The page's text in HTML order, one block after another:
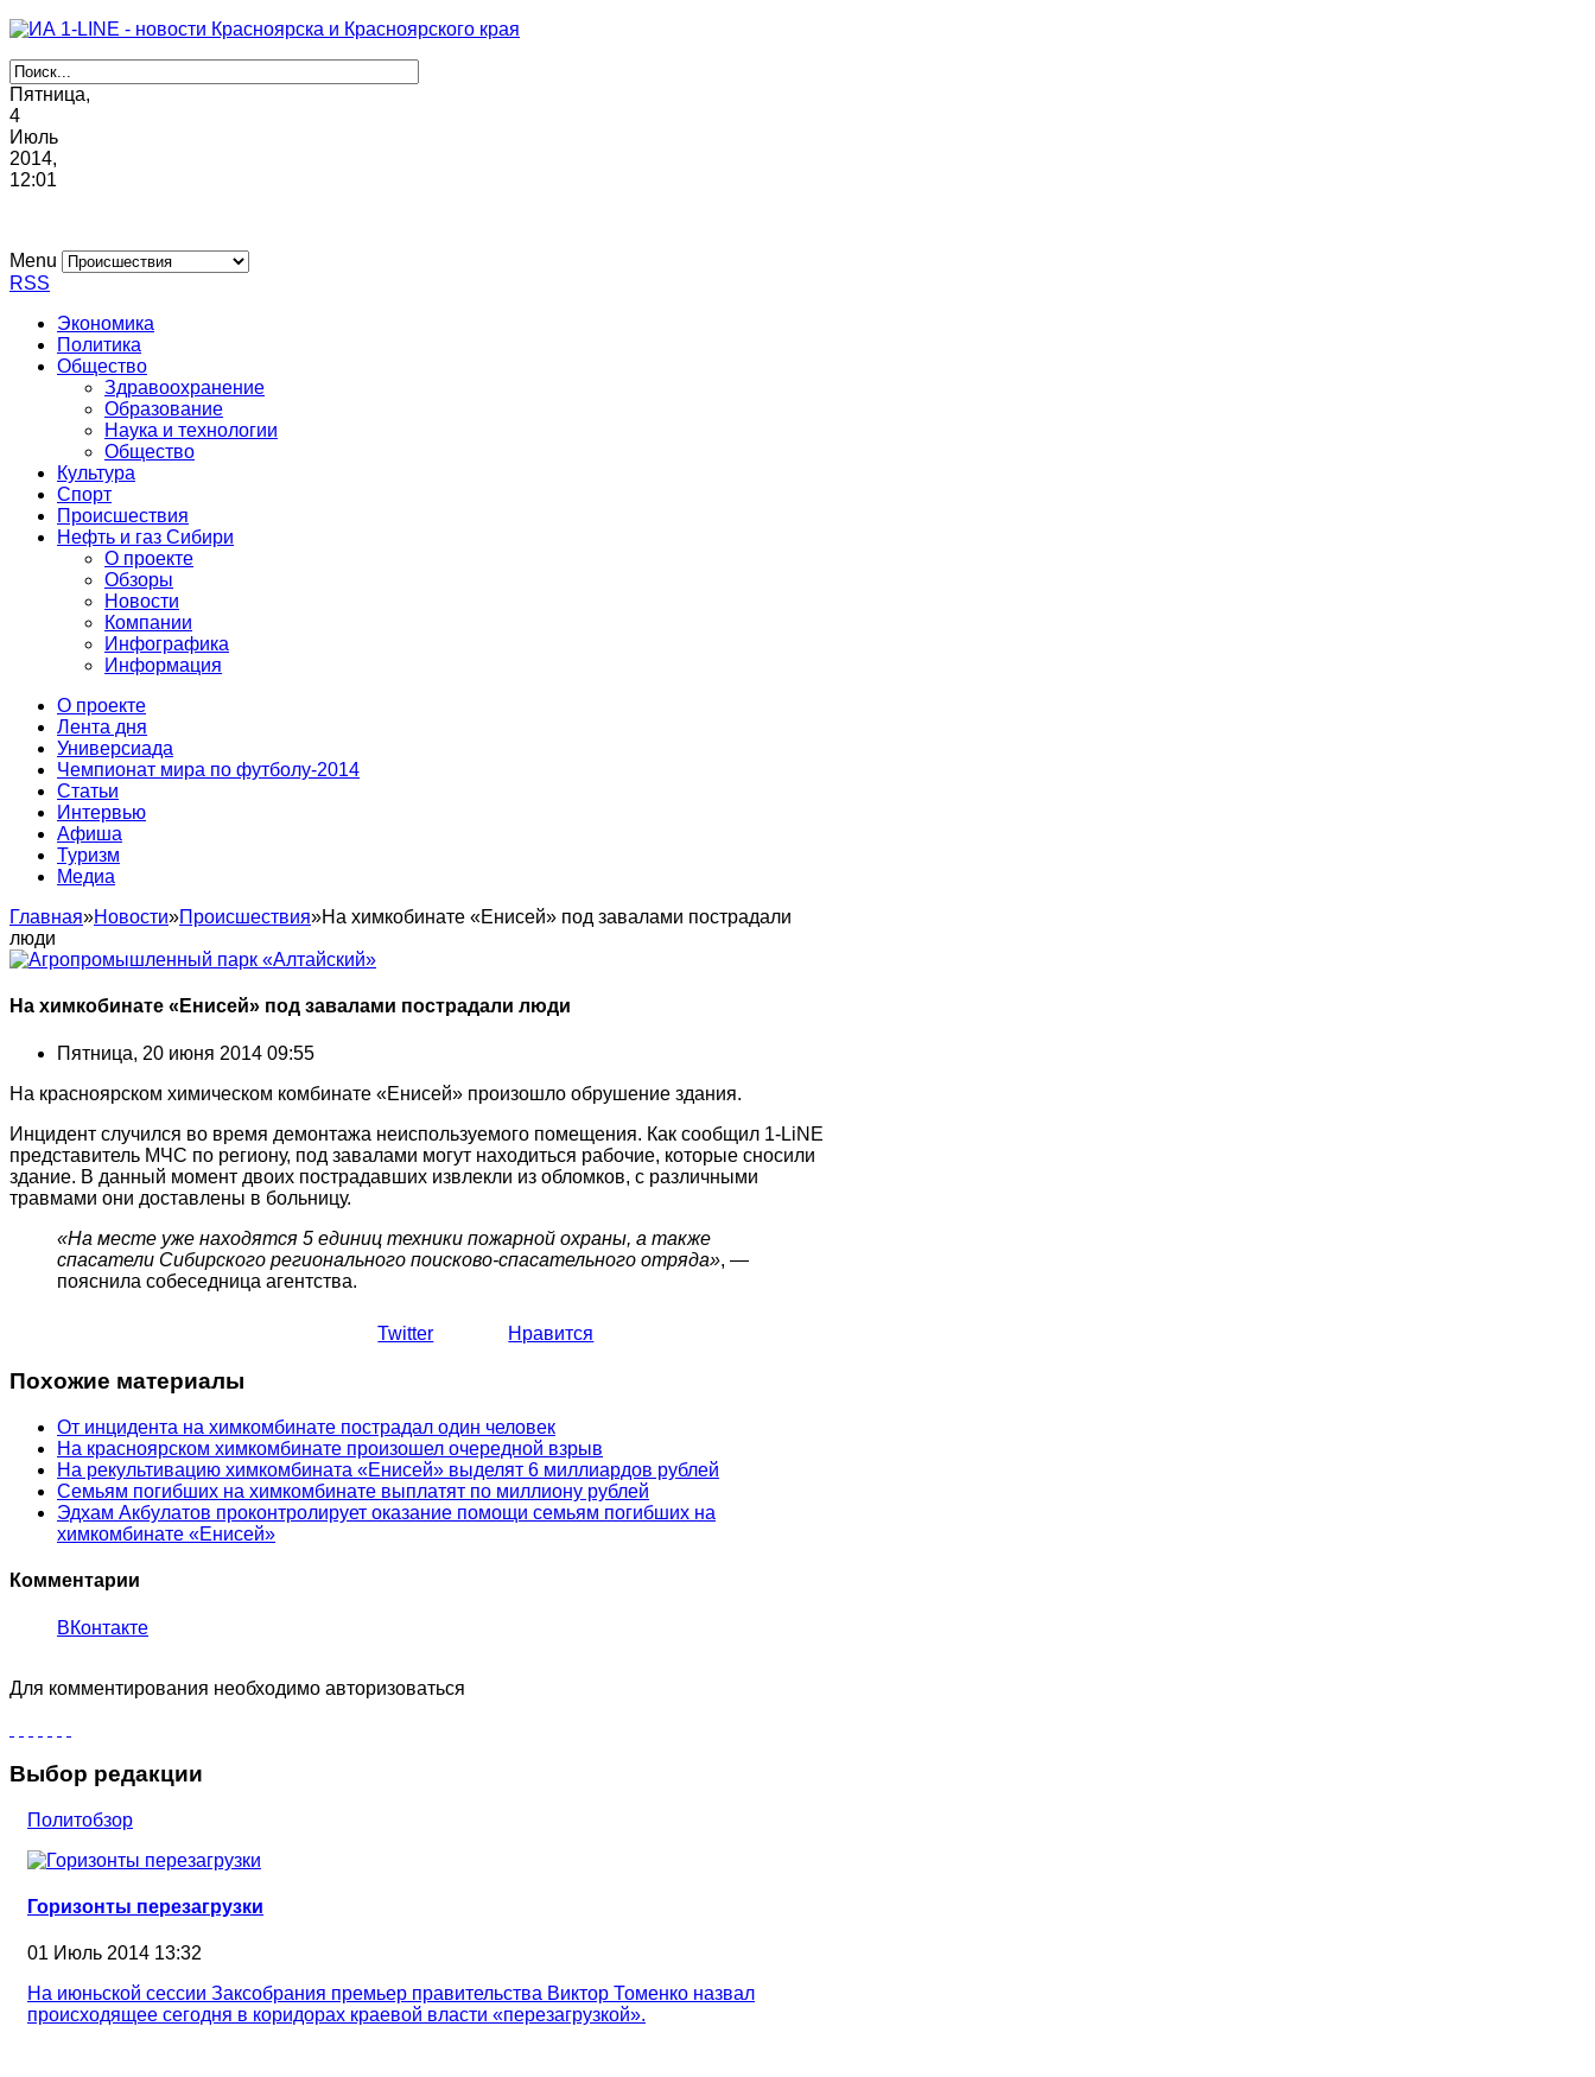
Пятница,
4
Июль
2014,
12:01
Menu
RSS
Экономика
Политика
Общество
Здравоохранение
Образование
Наука и технологии
Общество
Культура
Спорт
Происшествия
Нефть и газ Сибири
О проекте
Обзоры
Новости
Компании
Инфографика
Информация
О проекте
Лента дня
Универсиада
Чемпионат мира по футболу-2014
Статьи
Интервью
Афиша
Туризм
Медиа
Главная»Новости»Происшествия»На химкобинате «Енисей» под завалами пострадали
люди
На химкобинате «Енисей» под завалами пострадали люди
Пятница, 20 июня 2014 09:55
На красноярском химическом комбинате «Енисей» произошло обрушение здания.
Инцидент случился во время демонтажа неиспользуемого помещения. Как сообщил 1-LiNE
представитель МЧС по региону, под завалами могут находиться рабочие, которые сносили
здание. В данный момент двоих пострадавших извлекли из обломков, с различными
травмами они доставлены в больницу.
«На месте уже находятся 5 единиц техники пожарной охраны, а также
спасатели Сибирского регионального поисково-спасательного отряда», —
пояснила собеседница агентства.
Twitter Нравится
Похожие материалы
От инцидента на химкомбинате пострадал один человек
На красноярском химкомбинате произошел очередной взрыв
На рекультивацию химкомбината «Енисей» выделят 6 миллиардов рублей
Семьям погибших на химкомбинате выплатят по миллиону рублей
Эдхам Акбулатов проконтролирует оказание помощи семьям погибших на
химкомбинате «Енисей»
Комментарии
ВКонтакте
Для комментирования необходимо авторизоваться
Выбор редакции
Политобзор
Горизонты перезагрузки
01 Июль 2014 13:32
На июньской сессии Заксобрания премьер правительства Виктор Томенко назвал
происходящее сегодня в коридорах краевой власти «перезагрузкой».